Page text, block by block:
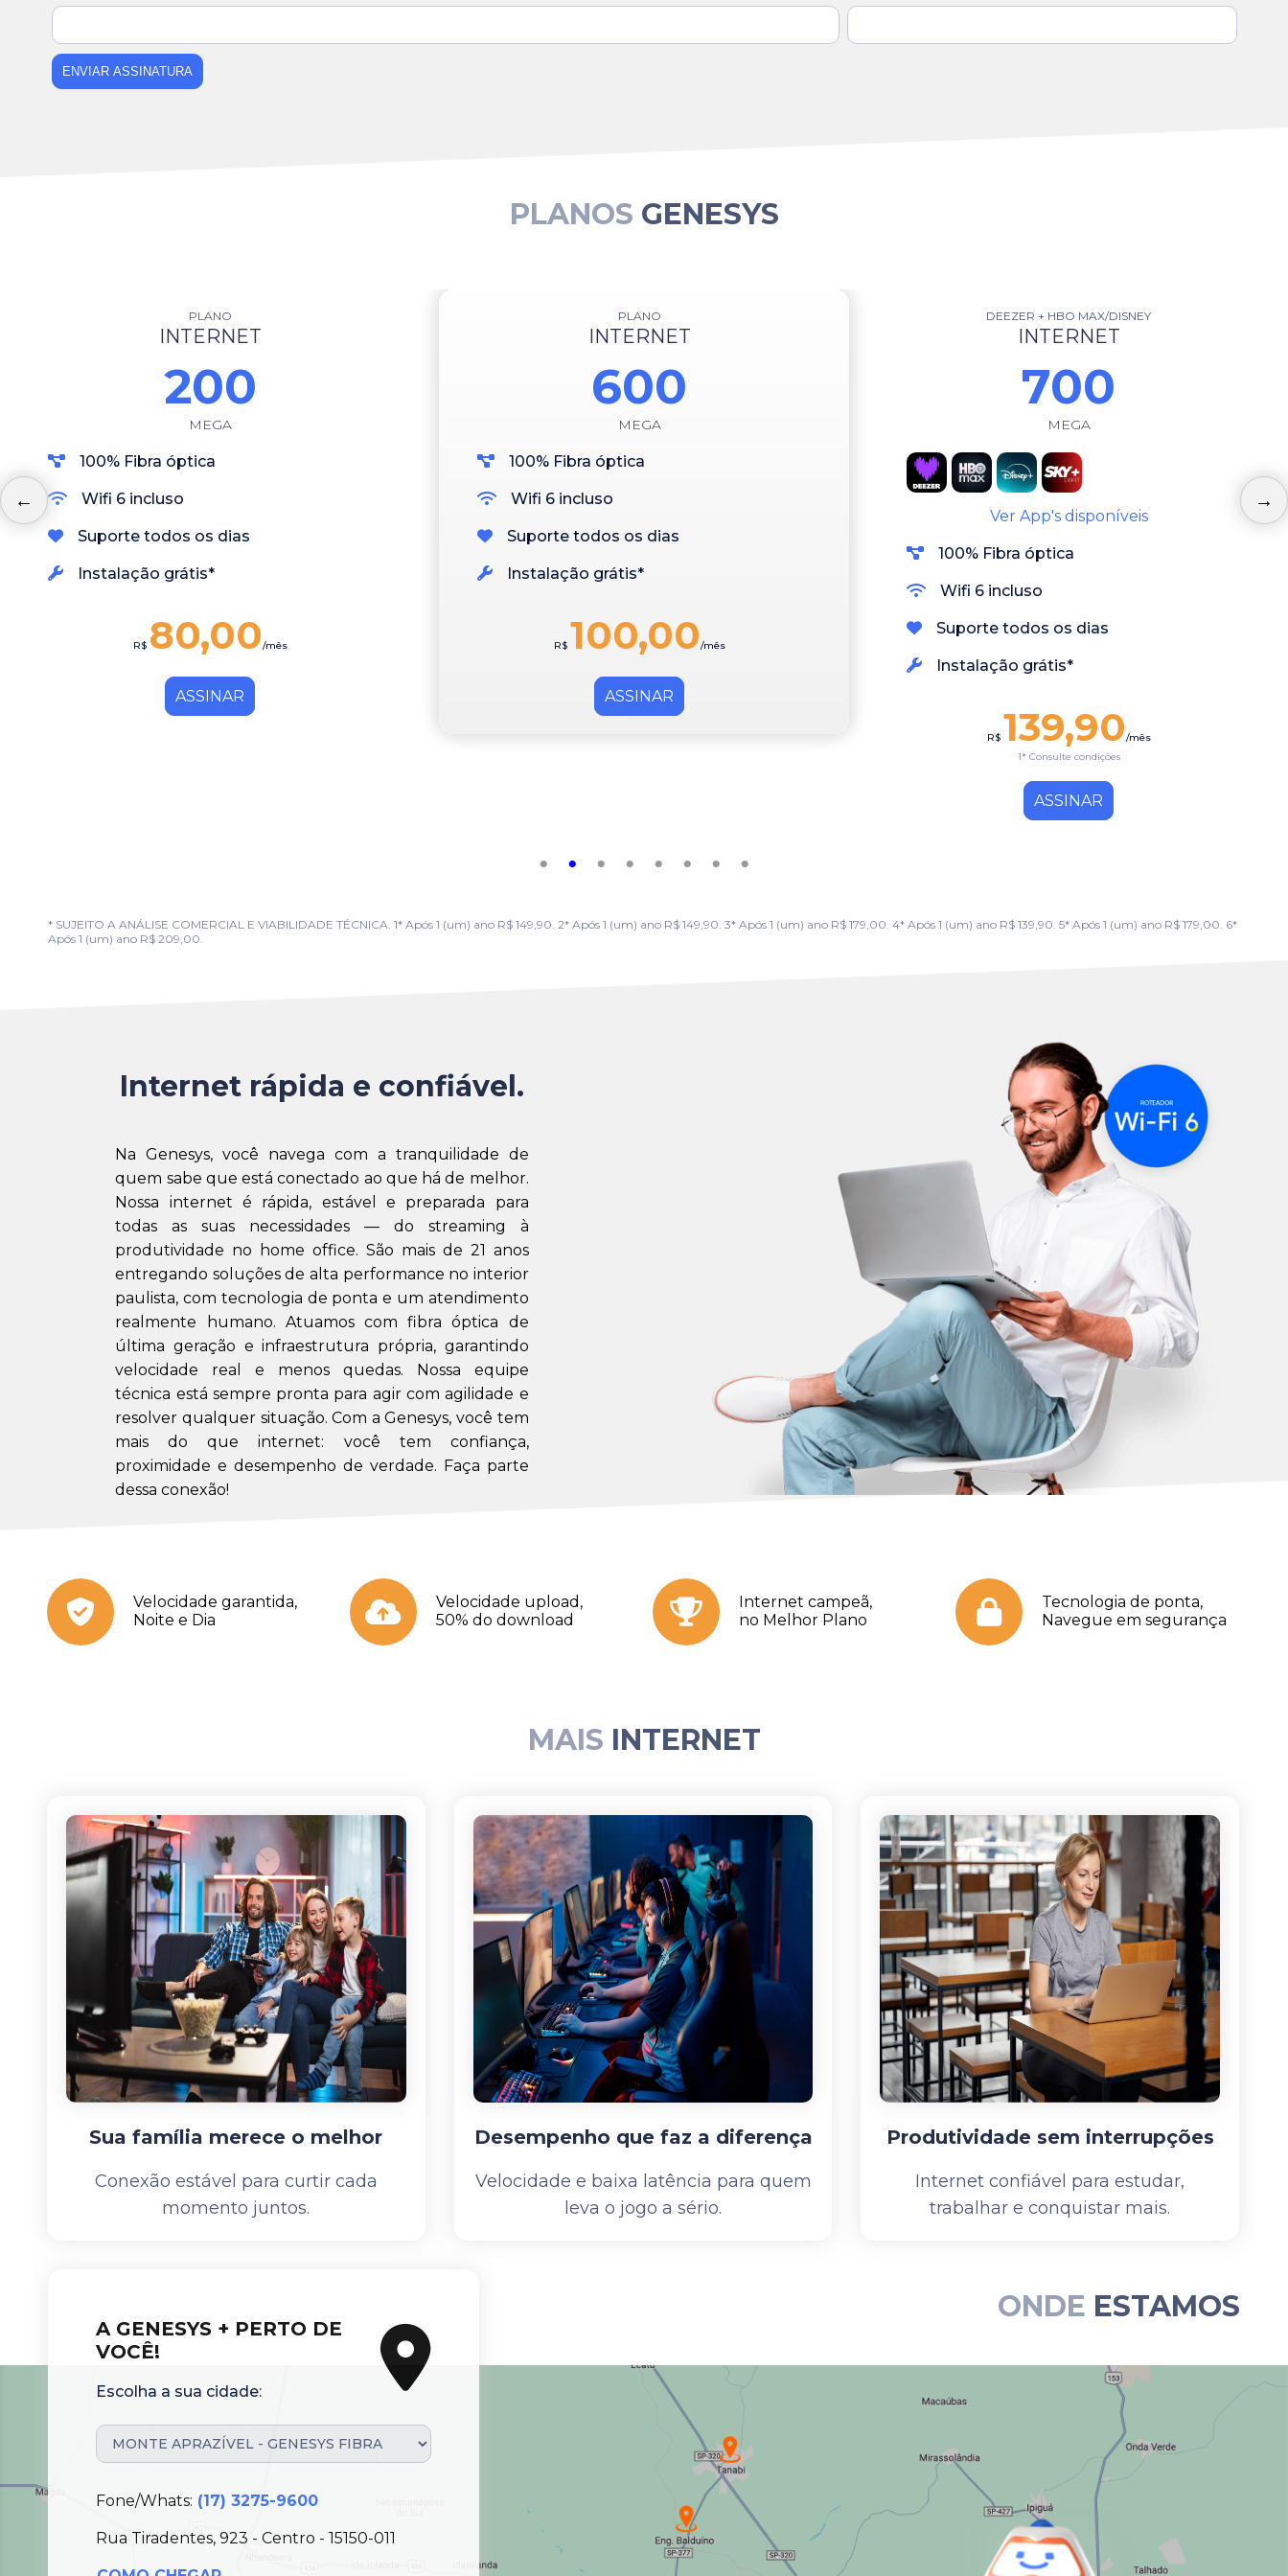
ENVIAR ASSINATURA
PLANOS GENESYS
PLANO
INTERNET
200
MEGA
100% Fibra óptica
Wifi 6 incluso
Suporte todos os dias
Instalação grátis*
R$ 80,00/mês
ASSINAR
PLANO
INTERNET
600
MEGA
100% Fibra óptica
Wifi 6 incluso
Suporte todos os dias
Instalação grátis*
R$ 100,00/mês
ASSINAR
DEEZER + HBO MAX/DISNEY
INTERNET
700
MEGA
Ver App's disponíveis
100% Fibra óptica
Wifi 6 incluso
Suporte todos os dias
Instalação grátis*
R$ 139,90/mês
1* Consulte condições
ASSINAR
* SUJEITO A ANÁLISE COMERCIAL E VIABILIDADE TÉCNICA. 1* Após 1 (um) ano R$ 149,90. 2* Após 1 (um) ano R$ 149,90. 3* Após 1 (um) ano R$ 179,00. 4* Após 1 (um) ano R$ 139,90. 5* Após 1 (um) ano R$ 179,00. 6*
Após 1 (um) ano R$ 209,00.
Internet rápida e confiável.
Na Genesys, você navega com a tranquilidade de
quem sabe que está conectado ao que há de melhor.
Nossa internet é rápida, estável e preparada para
todas as suas necessidades — do streaming à
produtividade no home office. São mais de 21 anos
entregando soluções de alta performance no interior
paulista, com tecnologia de ponta e um atendimento
realmente humano. Atuamos com fibra óptica de
última geração e infraestrutura própria, garantindo
velocidade real e menos quedas. Nossa equipe
técnica está sempre pronta para agir com agilidade e
resolver qualquer situação. Com a Genesys, você tem
mais do que internet: você tem confiança,
proximidade e desempenho de verdade. Faça parte
dessa conexão!
Velocidade garantida,
Noite e Dia
Velocidade upload,
50% do download
Internet campeã,
no Melhor Plano
Tecnologia de ponta,
Navegue em segurança
MAIS INTERNET
Sua família merece o melhor
Conexão estável para curtir cada
momento juntos.
Desempenho que faz a diferença
Velocidade e baixa latência para quem
leva o jogo a sério.
Produtividade sem interrupções
Internet confiável para estudar,
trabalhar e conquistar mais.
ONDE ESTAMOS
A GENESYS + PERTO DE
VOCÊ!
Escolha a sua cidade:
Fone/Whats: (17) 3275-9600
Rua Tiradentes, 923 - Centro - 15150-011